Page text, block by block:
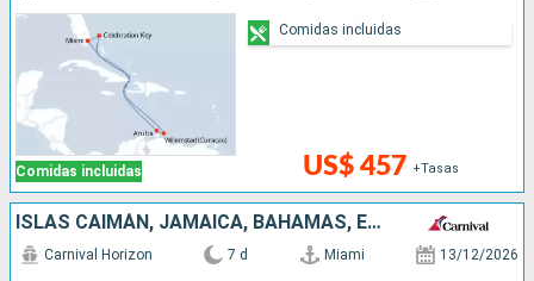
Comidas incluidas US$ 457 +Tasas
Comidas incluidas
ISLAS CAIMÁN, JAMAICA, BAHAMAS, ESTADOS UNIDOS
Carnival Horizon 7 d Miami 13/12/2026